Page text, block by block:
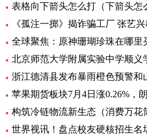
表格向下箭头怎么打（下箭头怎
《孤注一掷》揭诈骗工厂 张艺
全球聚焦：原神珊瑚珍珠在哪里
北京师范大学附属实验中学顺义
浙江德清县发布暴雨橙色预警和
构筑冷链物流新生态（消费万花